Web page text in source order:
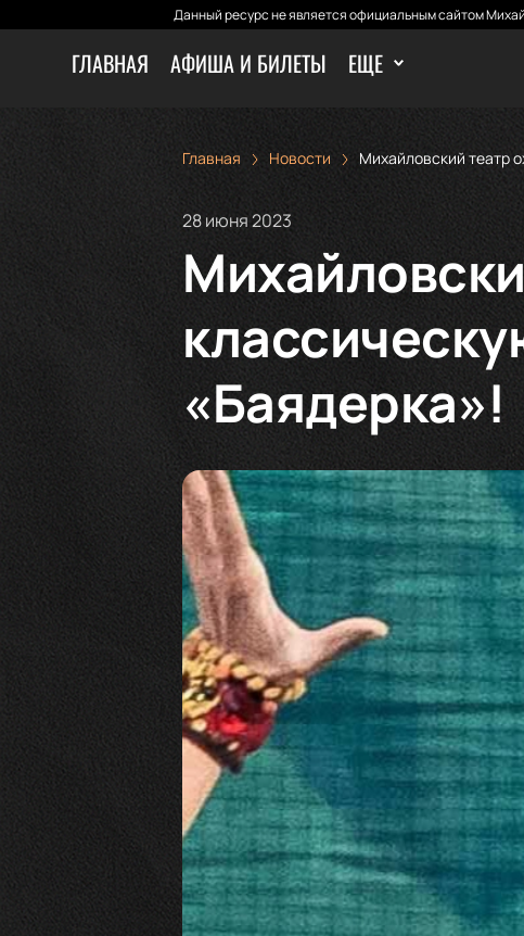
Данный ресурс не является официальным сайтом
ГЛАВНАЯ АФИША И БИЛЕТЫ ЕЩЕ
Главная Новости Михайловский театр
28 июня 2023
«Баядерка»!